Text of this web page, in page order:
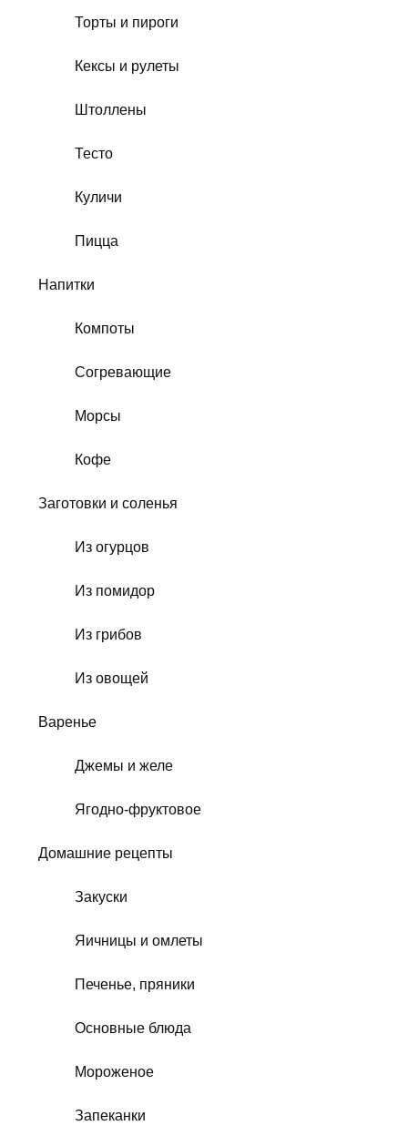
Торты и пироги
Кексы и рулеты
Штоллены
Тесто
Куличи
Пицца
Напитки
Компоты
Согревающие
Морсы
Кофе
Заготовки и соленья
Из огурцов
Из помидор
Из грибов
Из овощей
Варенье
Джемы и желе
Ягодно-фруктовое
Домашние рецепты
Закуски
Яичницы и омлеты
Печенье, пряники
Основные блюда
Мороженое
Запеканки